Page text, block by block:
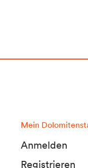
Mein
Anmelden
Registrieren